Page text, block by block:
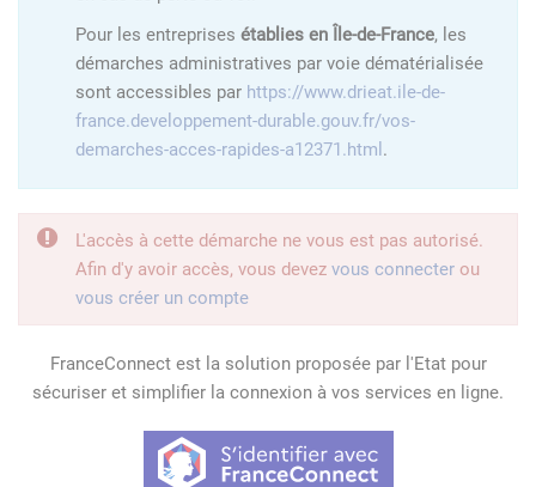
Pour les entreprises établies en Île-de-France, les
démarches administratives par voie dématérialisée
sont accessibles par https://www.drieat.ile-de-
france.developpement-durable.gouv.fr/vos-
demarches-acces-rapides-a12371.html .
L'accès à cette démarche ne vous est pas autorisé.
Afin d'y avoir accès, vous devez vous connecter ou
vous créer un compte
FranceConnect est la solution proposée par l'Etat pour
sécuriser et simplifier la connexion à vos services en ligne.